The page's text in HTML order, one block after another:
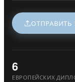
6
ЕВРОПЕЙСКИХ